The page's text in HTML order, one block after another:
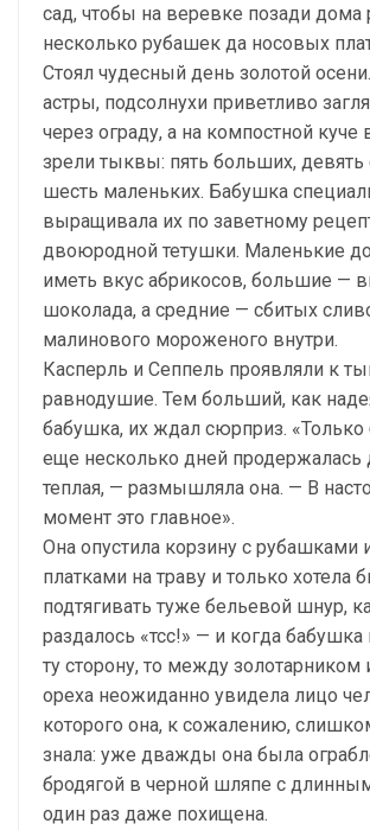
сад, чтобы на веревке позади дома
несколько рубашек да носовых
Стоял чудесный день золотой
астры, подсолнухи приветливо
через ограду, а на компостной куче
зрели тыквы: пять больших, девять
шесть маленьких. Бабушка
выращивала их по заветному
двоюродной тетушки. Маленькие
иметь вкус абрикосов, большие —
шоколада, а средние — сбитых
малинового мороженого внутри.
Касперль и Сеппель проявляли к
равнодушие. Тем больший, как
бабушка, их ждал сюрприз. «Только
еще несколько дней продержалась
теплая, — размышляла она. — В
момент это главное».
Она опустила корзину с рубашками
платками на траву и только хотела
подтягивать туже бельевой шнур,
раздалось «тсс!» — и когда бабушка
ту сторону, то между золотарником
ореха неожиданно увидела лицо
которого она, к сожалению,
знала: уже дважды она была
бродягой в черной шляпе с
один раз даже похищена.